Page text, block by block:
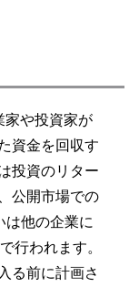
家や投資家が
資金を回収す
投資のリター
公開市場での
は他の企業に
行われます。
る前に計画さ